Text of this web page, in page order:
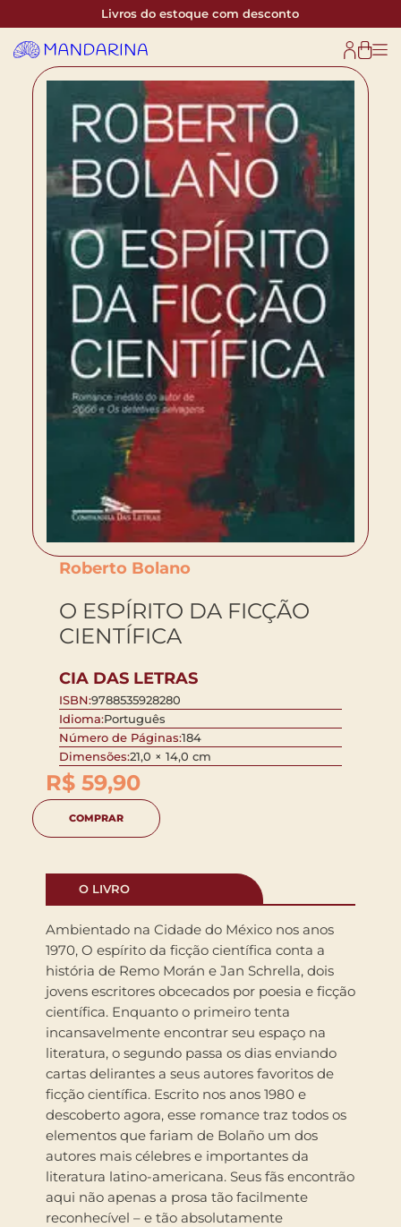
Livros do estoque com desconto
Roberto Bolano
O ESPÍRITO DA FICÇÃO
CIENTÍFICA
CIA DAS LETRAS
ISBN:9788535928280
Idioma:Português
Número de Páginas:184
Dimensões:21,0 × 14,0 cm
R$ 59,90
COMPRAR
O LIVRO
Ambientado na Cidade do México nos anos
1970, O espírito da ficção científica conta a
história de Remo Morán e Jan Schrella, dois
jovens escritores obcecados por poesia e ficção
científica. Enquanto o primeiro tenta
incansavelmente encontrar seu espaço na
literatura, o segundo passa os dias enviando
cartas delirantes a seus autores favoritos de
ficção científica. Escrito nos anos 1980 e
descoberto agora, esse romance traz todos os
elementos que fariam de Bolaño um dos
autores mais célebres e importantes da
literatura latino-americana. Seus fãs encontrão
aqui não apenas a prosa tão facilmente
reconhecível – e tão absolutamente